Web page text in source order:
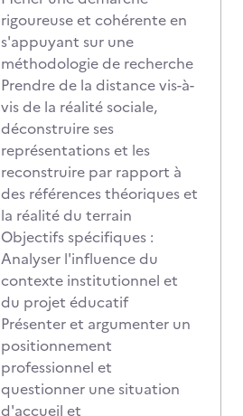
rigoureuse et cohérente en
s'appuyant sur une
méthodologie de recherche
Prendre de la distance vis-à-
vis de la réalité sociale,
déconstruire ses
représentations et les
reconstruire par rapport à
des références théoriques et
la réalité du terrain
Objectifs spécifiques :
Analyser l'influence du
contexte institutionnel et
du projet éducatif
Présenter et argumenter un
positionnement
professionnel et
questionner une situation
d'accueil et